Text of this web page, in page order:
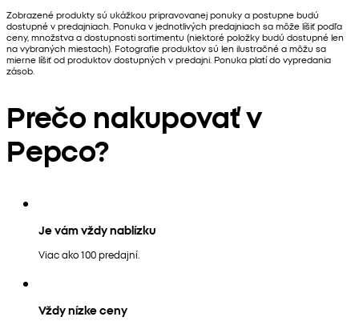
Zobrazené produkty sú ukážkou pripravovanej ponuky a postupne budú
dostupné v predajniach. Ponuka v jednotlivých predajniach sa môže líšiť podľa
ceny, množstva a dostupnosti sortimentu (niektoré položky budú dostupné len
na vybraných miestach). Fotografie produktov sú len ilustračné a môžu sa
mierne líšiť od produktov dostupných v predajni. Ponuka platí do vypredania
zásob.
Prečo nakupovať v
Pepco?
Je vám vždy nablízku
Viac ako 100 predajní.
Vždy nízke ceny